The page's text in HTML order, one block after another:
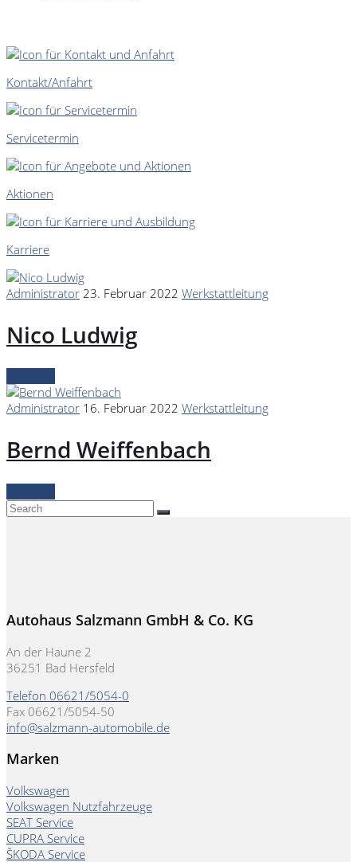
Kontakt/Anfahrt
Servicetermin
Aktionen
Karriere
Administrator 23. Februar 2022 Werkstattleitung
Nico Ludwig
Administrator 16. Februar 2022 Werkstattleitung
Bernd Weiffenbach
Autohaus Salzmann GmbH & Co. KG
An der Haune 2
36251 Bad Hersfeld
Telefon 06621/5054-0
Fax 06621/5054-50
info@salzmann-automobile.de
Marken
Volkswagen
Volkswagen Nutzfahrzeuge
SEAT Service
CUPRA Service
ŠKODA Service